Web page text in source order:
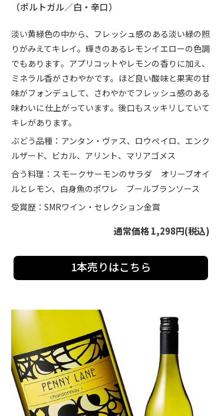
（ポルトガル／白・辛口）
淡い黄緑色の中から、フレッシュ感のある淡い緑の照
りがみえてキレイ。輝きのあるレモンイエローの色調
でもあります。アプリコットやレモンの香りに加え、
ミネラル香がさわやかです。ほど良い酸味と果実の甘
味がフォンデュして、さわやかでフレッシュ感のある
味わいに仕上がっています。後口もスッキリしていて
キレがあります。
ぶどう品種：アンタン・ヴァス、ロウぺイロ、エンク
ルザード、ビカル、アリント、マリアゴメス
合う料理：スモークサーモンのサラダ オリーブオイ
ルとレモン、白身魚のポワレ ブールブランソース
受賞歴：SMRワイン・セレクション金賞
通常価格 1,298円(税込)
1本売りはこちら